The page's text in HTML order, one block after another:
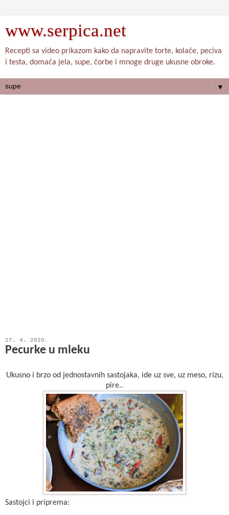
www.serpica.net
Recepti sa video prikazom kako da napravite torte, kolače, peciva
i testa, domaća jela, supe, čorbe i mnoge druge ukusne obroke.
▼
27. 4. 2020.
Pecurke u mleku
Ukusno i brzo od jednostavnih sastojaka, ide uz sve, uz meso, rizu,
pire..
Sastojci i priprema: